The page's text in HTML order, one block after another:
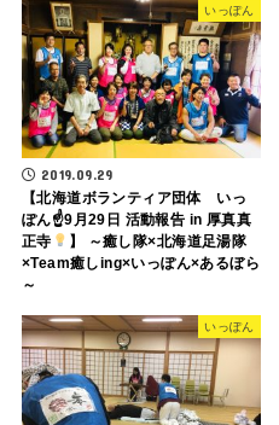
いっぽん
2019.09.29
【北海道ボランティア団体 いっ
ぽん☝9月29日 活動報告 in 厚真真
正寺
】 ～癒し隊×北海道足湯隊
×Team癒しing×いっぽん×あるぼら
～
いっぽん